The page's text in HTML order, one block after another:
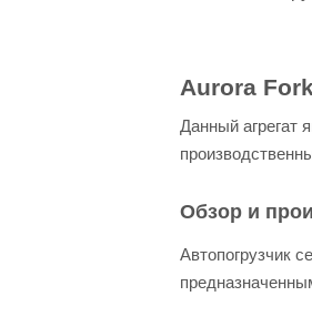
Aurora
Данный агрегат
Обзор и
Автопогрузчик